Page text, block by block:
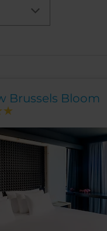
Brussels Bloom